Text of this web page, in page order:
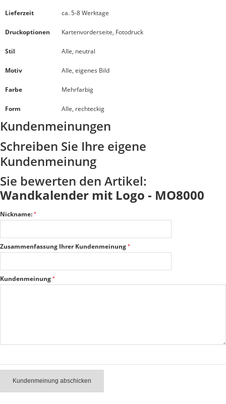
Lieferzeit ca. 5-8 Werktage
Druckoptionen Kartenvorderseite, Fotodruck
Stil Alle, neutral
Motiv Alle, eigenes Bild
Farbe Mehrfarbig
Form Alle, rechteckig
Kundenmeinungen
Schreiben Sie Ihre eigene
Kundenmeinung
Sie bewerten den Artikel:
Wandkalender mit Logo - MO8000
Nickname:
Zusammenfassung Ihrer Kundenmeinung
Kundenmeinung
Kundenmeinung abschicken